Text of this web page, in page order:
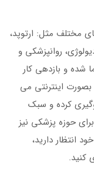
مختلف مثل: ارتوپد،
روانپزشکی و
شده و بازدهی کار
بصورت اینترنتی می
کرده و سبک
حوزه پزشکی نیز
انتظار دارید،
کنید.